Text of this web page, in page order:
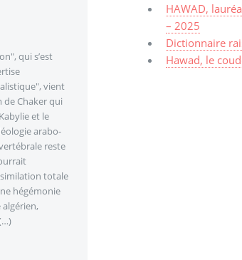
HAWAD,
– 2025
Dictionnaire
Hawad, le
qui s’est
vient
de Chaker qui
et le
arabo-
reste
totale
hégémonie